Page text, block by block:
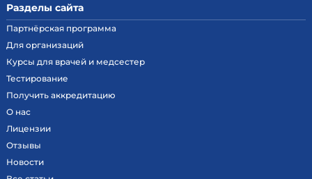
Разделы сайта
Партнёрская программа
Для организаций
Курсы для врачей и медсестер
Тестирование
Получить аккредитацию
О нас
Лицензии
Отзывы
Новости